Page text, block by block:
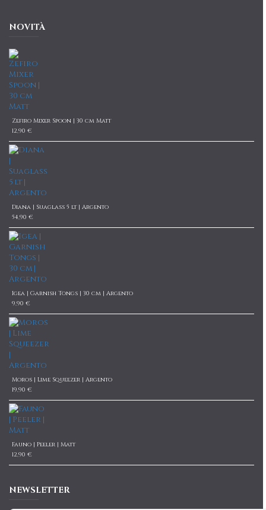
NOVITÀ
Zefiro Mixer Spoon | 30 cm Matt
12,90 €
Diana | Suaglass 5 lt | Argento
54,90 €
Igea | Garnish Tongs | 30 cm | Argento
9,90 €
Moros | Lime Squeezer | Argento
19,90 €
Fauno | Peeler | Matt
12,90 €
NEWSLETTER